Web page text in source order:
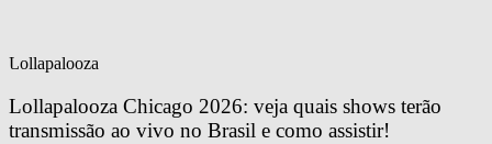
Lollapalooza
Lollapalooza Chicago 2026: veja quais shows terão
transmissão ao vivo no Brasil e como assistir!